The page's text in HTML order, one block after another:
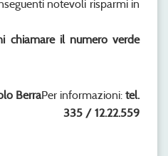
notevoli risparmi in
chiamare il numero verde
BerraPer informazioni: tel.
335 / 12.22.559